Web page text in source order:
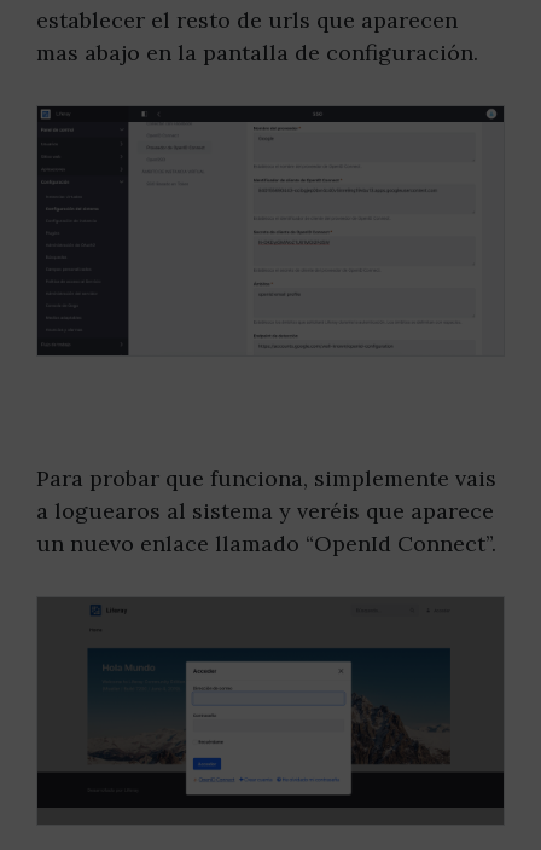
establecer el resto de urls que aparecen
mas abajo en la pantalla de configuración.
Para probar que funciona, simplemente vais
a loguearos al sistema y veréis que aparece
un nuevo enlace llamado “OpenId Connect”.